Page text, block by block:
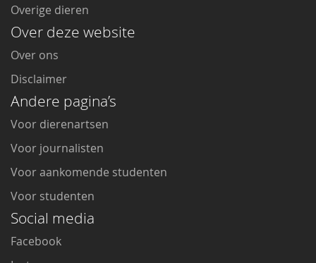
Overige dieren
Over deze website
Over ons
Disclaimer
Andere pagina’s
Voor dierenartsen
Voor journalisten
Voor aankomende studenten
Voor studenten
Social media
Facebook